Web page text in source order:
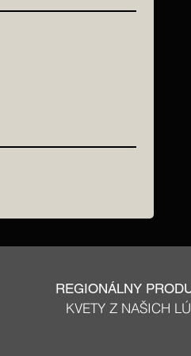
REGIONÁLNY
KVETY Z NAŠICH